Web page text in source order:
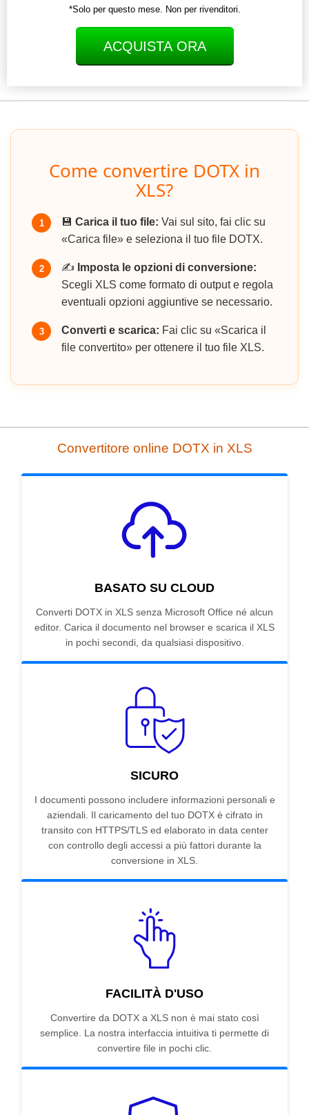
*Solo per questo mese. Non per rivenditori.
ACQUISTA ORA
Come convertire DOTX in
XLS?
1 💾 Carica il tuo file: Vai sul sito, fai clic su
«Carica file» e seleziona il tuo file DOTX.
2 ✍️ Imposta le opzioni di conversione:
Scegli XLS come formato di output e regola
eventuali opzioni aggiuntive se necessario.
3 Converti e scarica: Fai clic su «Scarica il
file convertito» per ottenere il tuo file XLS.
Convertitore online DOTX in XLS
BASATO SU CLOUD
Converti DOTX in XLS senza Microsoft Office né alcun
editor. Carica il documento nel browser e scarica il XLS
in pochi secondi, da qualsiasi dispositivo.
SICURO
I documenti possono includere informazioni personali e
aziendali. Il caricamento del tuo DOTX è cifrato in
transito con HTTPS/TLS ed elaborato in data center
con controllo degli accessi a più fattori durante la
conversione in XLS.
FACILITÀ D'USO
Convertire da DOTX a XLS non è mai stato così
semplice. La nostra interfaccia intuitiva ti permette di
convertire file in pochi clic.